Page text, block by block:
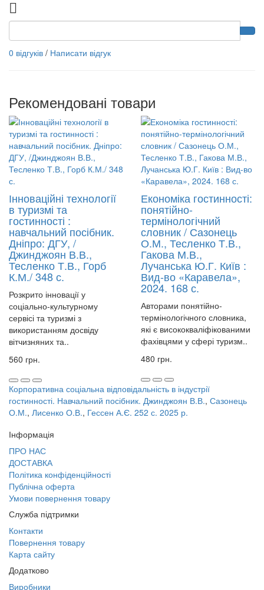
0 відгуків / Написати відгук
Рекомендовані товари
Інноваційні технології
в туризмі та
гостинності :
навчальний посібник.
Дніпро: ДГУ, /
Джинджоян В.В.,
Тесленко Т.В., Горб
К.М./ 348 с.
Розкрито інновації у
соціально-культурному
сервісі та туризмі з
використанням досвіду
вітчизняних та..
560 грн.
Економіка гостинності:
понятійно-
термінологічний
словник / Сазонець
О.М., Тесленко Т.В.,
Гакова М.В.,
Лучанська Ю.Г. Київ :
Вид-во «Каравела»,
2024. 168 с.
Авторами понятійно-
термінологічного словника,
які є висококваліфікованими
фахівцями у сфері туризм..
480 грн.
Корпоративна соціальна відповідальність в індустрії
гостинності. Навчальний посібник. Джинджоян В.В., Сазонець
О.М., Лисенко О.В., Гессен А.Є. 252 с. 2025 р.
Інформація
ПРО НАС
ДОСТАВКА
Політика конфіденційності
Публічна оферта
Умови повернення товару
Служба підтримки
Контакти
Повернення товару
Карта сайту
Додатково
Виробники